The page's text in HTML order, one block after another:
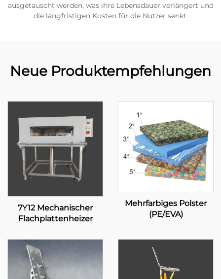
ausgetauscht werden, was ihre Lebensdauer verlängert und
die langfristigen Kosten für die Nutzer senkt.
Neue Produktempfehlungen
7Y12 Mechanischer
Flachplattenheizer
Mehrfarbiges Polster
(PE/EVA)